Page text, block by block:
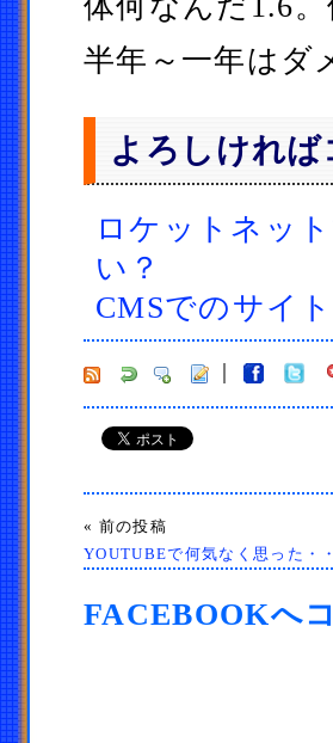
半年～一年はダ
よろしけれ
ロケットネッ
い？
CMSでのサイ
« 前の投稿
YOUTUBEで何気なく思った・
FACEBOOKへ